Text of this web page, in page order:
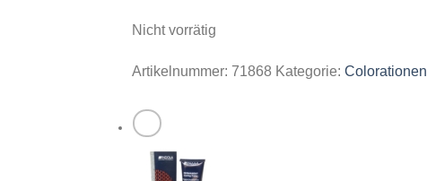
Nicht vorrätig
Artikelnummer: 71868 Kategorie: Colorationen